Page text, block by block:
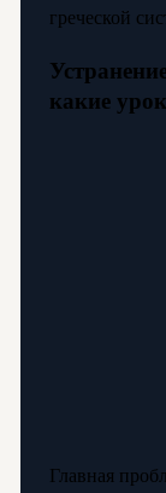
греческой
какие
Главная